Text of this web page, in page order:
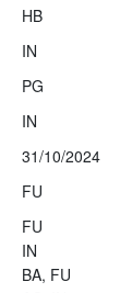
HB
IN
PG
IN
31/10/2024
FU
FU
IN
BA, FU